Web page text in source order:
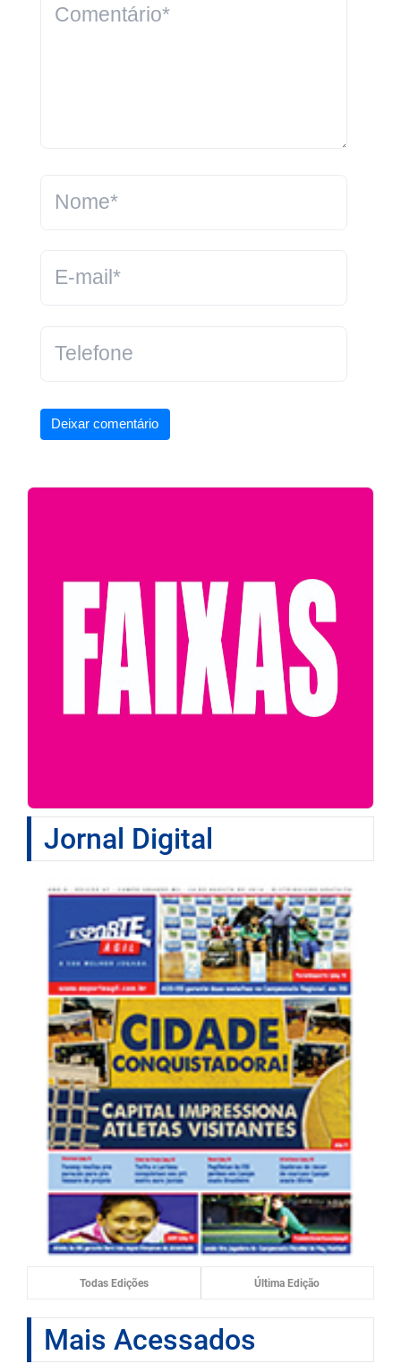
Deixar comentário
Jornal Digital
Todas Edições Última Edição
Mais Acessados